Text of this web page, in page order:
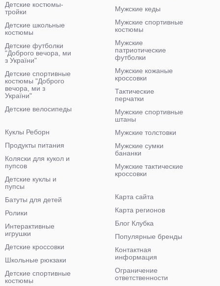
Детские костюмы-
тройки
Детские школьные
костюмы
Детские футболки
"Доброго вечора, ми
з України"
Детские спортивные
костюмы "Доброго
вечора, ми з
України"
Детские велосипеды
Мужские кеды
Мужские спортивные
костюмы
Мужские
патриотические
футболки
Мужские кожаные
кроссовки
Тактические
перчатки
Мужские спортивные
штаны
Мужские толстовки
Мужские сумки
бананки
Мужские тактические
кроссовки
Куклы Реборн
Продукты питания
Коляски для кукол и
пупсов
Детские куклы и
пупсы
Батуты для детей
Ролики
Интерактивные
игрушки
Детские кроссовки
Школьные рюкзаки
Детские спортивные
костюмы
Карта сайта
Карта регионов
Блог Клубка
Популярные бренды
Контактная
информация
Ограничение
ответственности